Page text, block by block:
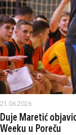
21.06.2026.
Duje Maretić
Weeku u Poreču